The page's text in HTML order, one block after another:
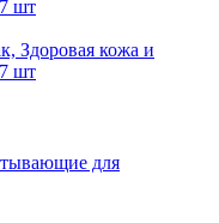
Здоровая кожа и
шт